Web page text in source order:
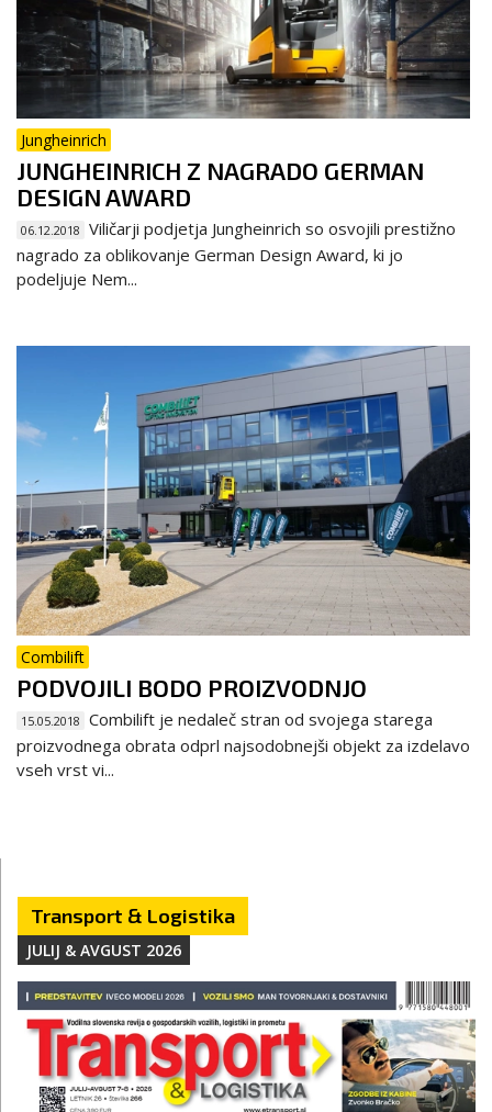
Jungheinrich
JUNGHEINRICH Z NAGRADO GERMAN
DESIGN AWARD
06.12.2018 Viličarji podjetja Jungheinrich so osvojili prestižno
nagrado za oblikovanje German Design Award, ki jo
podeljuje Nem...
Combilift
PODVOJILI BODO PROIZVODNJO
15.05.2018 Combilift je nedaleč stran od svojega starega
proizvodnega obrata odprl najsodobnejši objekt za izdelavo
vseh vrst vi...
Transport & Logistika
JULIJ & AVGUST 2026